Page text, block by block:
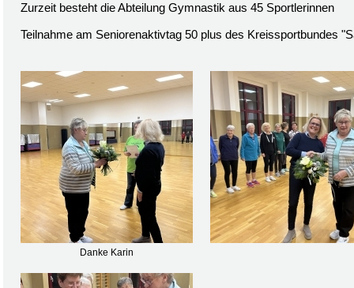
Zurzeit besteht die Abteilung Gymnastik aus 45 Sportlerinnen
Teilnahme am Seniorenaktivtag 50 plus des Kreissportbundes
Danke Karin